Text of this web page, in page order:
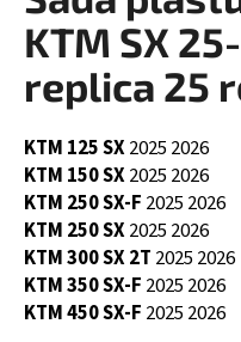
0,0
hvězdiček.
KTM SX
replica 25
KTM 125 SX2025 2026
KTM 150 SX2025 2026
KTM 250 SX-F 2025 2026
KTM 250 SX2025 2026
KTM 300 SX 2T 2025 2026
KTM 350 SX-F 2025 2026
KTM 450 SX-F 2025 2026
a
j
í
?
HLEDAT